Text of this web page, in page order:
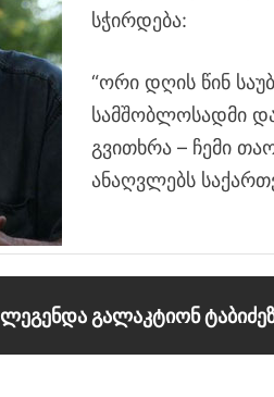
სჭირდება:
“ორი დღის წინ
სამშობლოსადმი
გვითხრა – ჩემი
ანაღვლებს
გალაკტიონ